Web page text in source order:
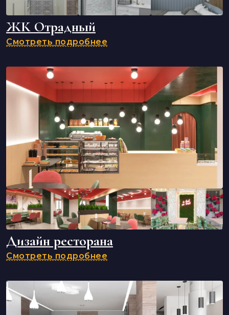
ЖК Отрадный
Смотреть подробнее
Дизайн ресторана
Смотреть подробнее